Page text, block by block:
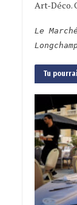
Art-Déco.
Le
Tu